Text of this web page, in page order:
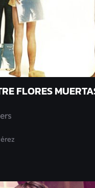
FLORES